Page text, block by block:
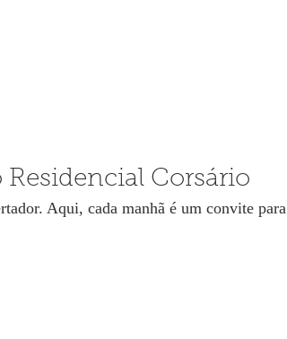
Corsário
Aqui, cada manhã é um convite para